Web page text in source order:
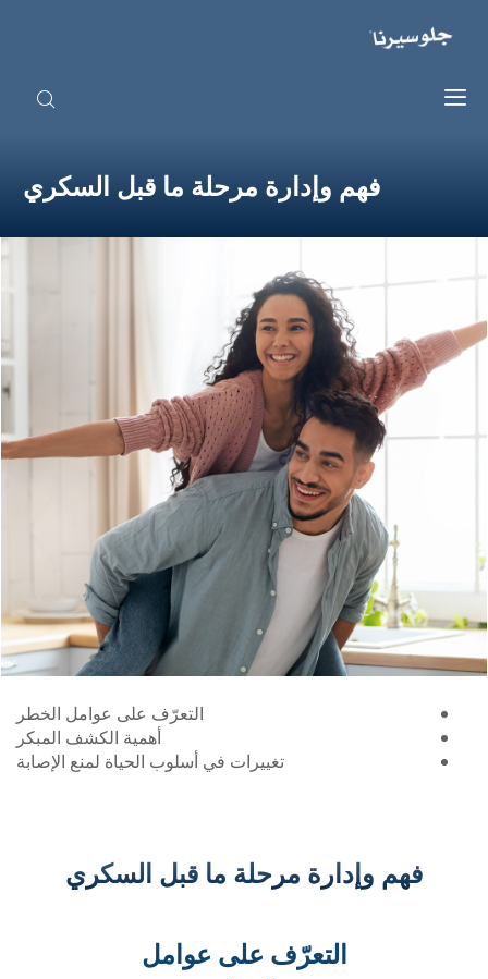
وإدارة مرحلة ما قبل السكري
التعرّف على عوامل الخطر
تغييرات في أسلوب الحياة لمنع الإصابة
مرحلة ما قبل السكري
على عوامل